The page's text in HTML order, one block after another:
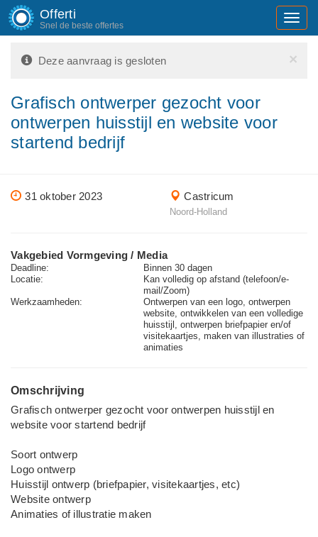
Offerti
Snel de beste offertes
×
Deze aanvraag is gesloten
Grafisch ontwerper gezocht voor
ontwerpen huisstijl en website voor
startend bedrijf
31 oktober 2023 Castricum
Noord-Holland
Vakgebied Vormgeving / Media
Deadline:
Binnen 30 dagen
Locatie:
Kan volledig op afstand (telefoon/e-
mail/Zoom)
Werkzaamheden:
Ontwerpen van een logo, ontwerpen
website, ontwikkelen van een volledige
huisstijl, ontwerpen briefpapier en/of
visitekaartjes, maken van illustraties of
animaties
Omschrijving
Grafisch ontwerper gezocht voor ontwerpen huisstijl en
website voor startend bedrijf
Soort ontwerp
Logo ontwerp
Huisstijl ontwerp (briefpapier, visitekaartjes, etc)
Website ontwerp
Animaties of illustratie maken